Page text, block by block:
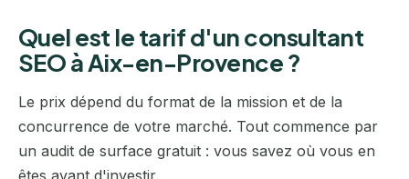
Quel est le tarif d'un consultant
SEO à Aix-en-Provence ?
Le prix dépend du format de la mission et de la
concurrence de votre marché. Tout commence par
un audit de surface gratuit : vous savez où vous en